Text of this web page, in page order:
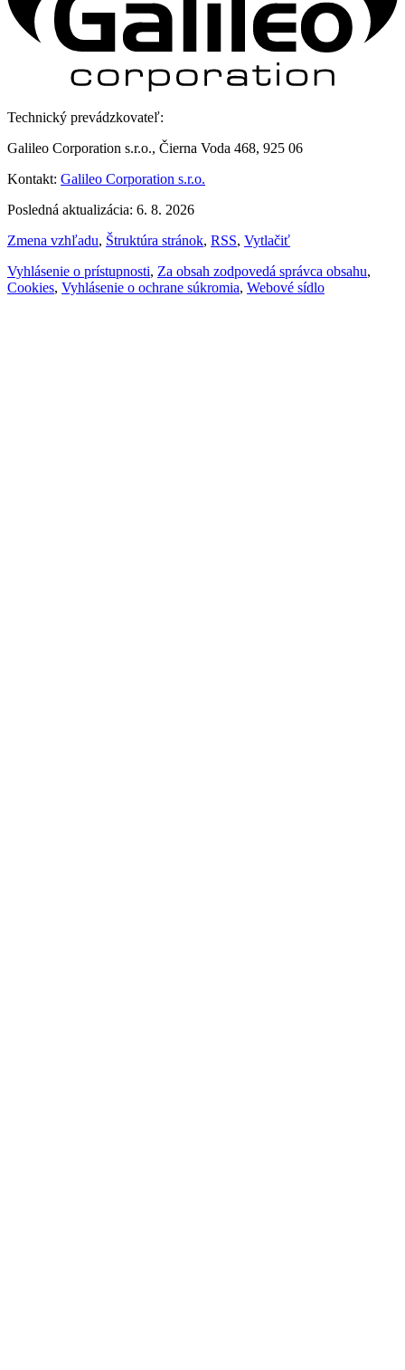
Technický prevádzkovateľ:
Galileo Corporation s.r.o., Čierna Voda 468, 925 06
Kontakt: Galileo Corporation s.r.o.
Posledná aktualizácia: 6. 8. 2026
Zmena vzhľadu, Štruktúra stránok, RSS, Vytlačiť
Vyhlásenie o prístupnosti, Za obsah zodpovedá správca obsahu,
Cookies, Vyhlásenie o ochrane súkromia, Webové sídlo